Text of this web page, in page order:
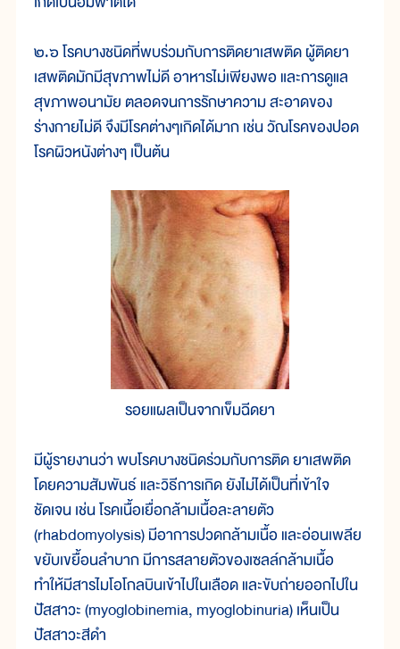
๒.๖ โรคบางชนิดที่พบร่วมกับการติดยาเสพติด ผู้ติดยา
เสพติดมักมีสุขภาพไม่ดี อาหารไม่เพียงพอ และการดูแล
สุขภาพอนามัย ตลอดจนการรักษาความ สะอาดของ
ร่างกายไม่ดี จึงมีโรคต่างๆเกิดได้มาก เช่น วัณโรคของปอด
โรคผิวหนังต่างๆ เป็นต้น
รอยแผลเป็นจากเข็มฉีดยา
มีผู้รายงานว่า พบโรคบางชนิดร่วมกับการติด ยาเสพติด
โดยความสัมพันธ์ และวิธีการเกิด ยังไม่ได้เป็นที่เข้าใจ
ชัดเจน เช่น โรคเนื้อเยื่อกล้ามเนื้อละลายตัว
(rhabdomyolysis) มีอาการปวดกล้ามเนื้อ และอ่อนเพลีย
ขยับเขยื้อนลำบาก มีการสลายตัวของเซลล์กล้ามเนื้อ
ทำให้มีสารไมโอโกลบินเข้าไปในเลือด และขับถ่ายออกไปใน
ปัสสาวะ (myoglobinemia, myoglobinuria) เห็นเป็น
ปัสสาวะสีดำ